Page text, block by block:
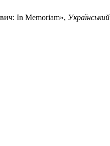
In Memoriam»,